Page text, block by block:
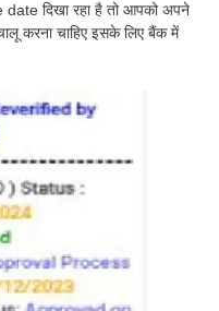
दिखा रहा है तो आपको अपने
करना चाहिए इसके लिए बैंक में